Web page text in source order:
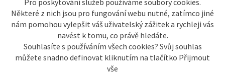
Některé z nich jsou pro fungování webu nutné, zatímco jiné
nám pomohou vylepšit váš uživatelský zážitek a rychleji vás
navést k tomu, co právě hledáte.
Souhlasíte s používáním všech cookies? Svůj souhlas
můžete snadno definovat kliknutím na tlačítko Přijmout
vše
SKLADEM
Sinks FRAME 457
Pureblack+ENIGMA S GR